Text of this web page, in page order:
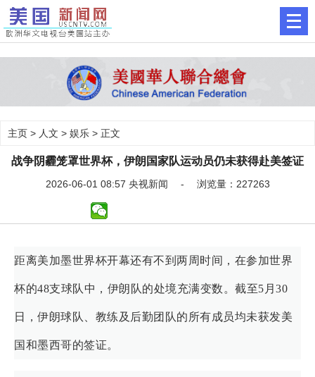
主页 > 人文 > 娱乐 > 正文
战争阴霾笼罩世界杯，伊朗国家队运动员仍未获得赴美签证
2026-06-01 08:57 央视新闻 - 浏览量：227263
距离美加墨世界杯开幕还有不到两周时间，在参加世界
杯的48支球队中，伊朗队的处境充满变数。截至5月30
日，伊朗球队、教练及后勤团队的所有成员均未获发美
国和墨西哥的签证。